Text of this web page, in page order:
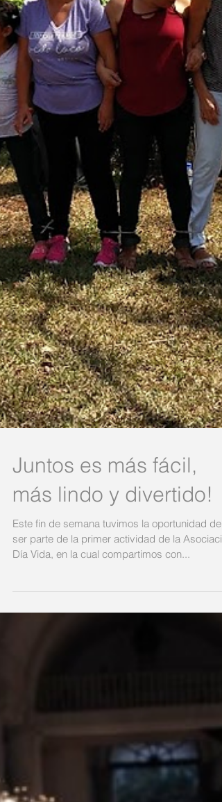
Juntos es más fácil,
más lindo y divertido!
Este fin de semana tuvimos la oportunidad de